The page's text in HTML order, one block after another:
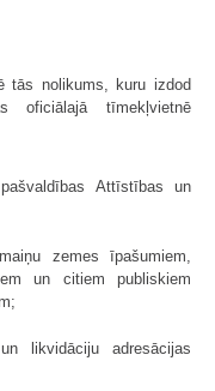
tās nolikums, kuru izdod
oficiālajā tīmekļvietnē
Attīstības un
zemes īpašumiem,
un citiem publiskiem
likvidāciju adresācijas